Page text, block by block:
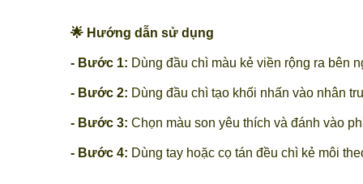
🌟 Hướng dẫn sử dụng
- Bước 1: Dùng đầu chì màu kẻ viền rộng ra bên
- Bước 2: Dùng đầu chì tạo khối nhấn vào nhân
- Bước 3: Chọn màu son yêu thích và đánh vào
- Bước 4: Dùng tay hoặc cọ tán đều chì kẻ môi